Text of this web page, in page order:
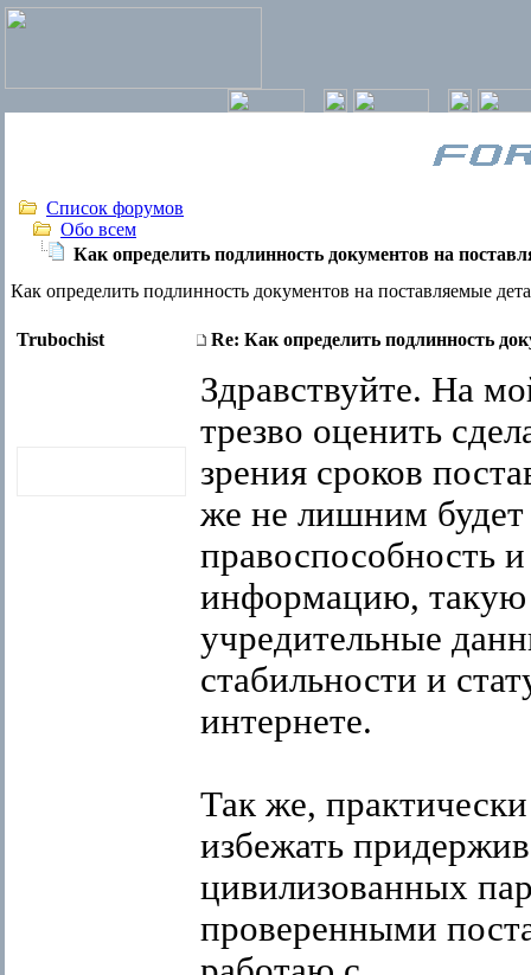
Список форумов
Обо всем
Как определить подлинность документов на
Как определить подлинность документов на поставляемые
Trubochist Re: Как определить подлинность
Здравствуйте. На
трезво оценить
зрения сроков
же не лишним будет
правоспособность
информацию, такую
учредительные
стабильности и
интернете.
Так же,
избежать
цивилизованных
проверенными